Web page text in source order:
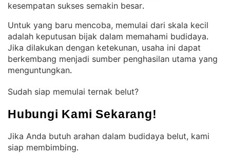
kesempatan sukses semakin besar.
Untuk yang baru mencoba, memulai dari skala kecil
adalah keputusan bijak dalam memahami budidaya
Jika dilakukan dengan ketekunan, usaha ini dapat
berkembang menjadi sumber penghasilan utama yang
menguntungkan.
Sudah siap memulai ternak belut?
Hubungi Kami Sekarang!
Jika Anda butuh arahan dalam budidaya belut, kami
siap membimbing.